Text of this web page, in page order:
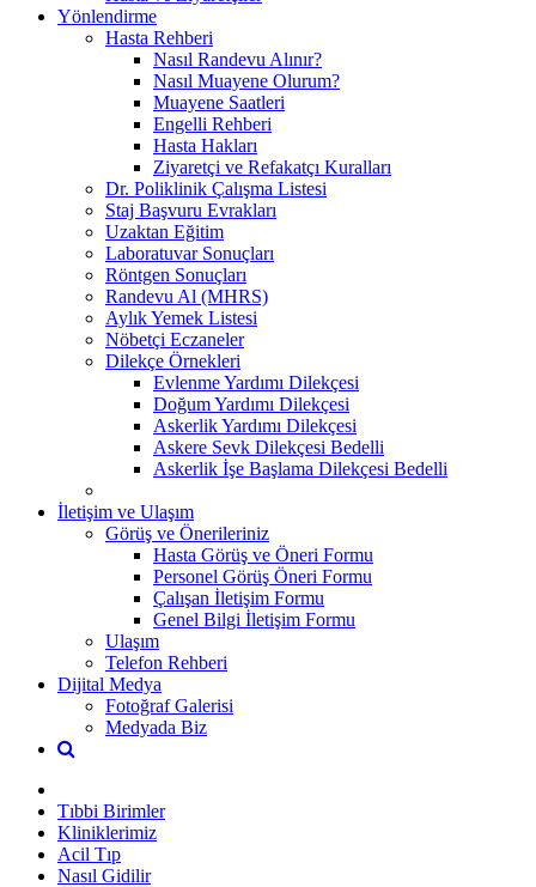
Yönlendirme
Hasta Rehberi
Nasıl Randevu Alınır?
Nasıl Muayene Olurum?
Muayene Saatleri
Engelli Rehberi
Hasta Hakları
Ziyaretçi ve Refakatçı Kuralları
Dr. Poliklinik Çalışma Listesi
Staj Başvuru Evrakları
Uzaktan Eğitim
Laboratuvar Sonuçları
Röntgen Sonuçları
Randevu Al (MHRS)
Aylık Yemek Listesi
Nöbetçi Eczaneler
Dilekçe Örnekleri
Evlenme Yardımı Dilekçesi
Doğum Yardımı Dilekçesi
Askerlik Yardımı Dilekçesi
Askere Sevk Dilekçesi Bedelli
Askerlik İşe Başlama Dilekçesi Bedelli
İletişim ve Ulaşım
Görüş ve Önerileriniz
Hasta Görüş ve Öneri Formu
Personel Görüş Öneri Formu
Çalışan İletişim Formu
Genel Bilgi İletişim Formu
Ulaşım
Telefon Rehberi
Dijital Medya
Fotoğraf Galerisi
Medyada Biz
Tıbbi Birimler
Kliniklerimiz
Acil Tıp
Nasıl Gidilir